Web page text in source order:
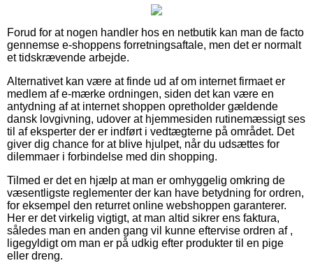
Forud for at nogen handler hos en netbutik kan man de facto
gennemse e-shoppens forretningsaftale, men det er normalt
et tidskrævende arbejde.
Alternativet kan være at finde ud af om internet firmaet er
medlem af e-mærke ordningen, siden det kan være en
antydning af at internet shoppen opretholder gældende
dansk lovgivning, udover at hjemmesiden rutinemæssigt ses
til af eksperter der er indført i vedtægterne på området. Det
giver dig chance for at blive hjulpet, når du udsættes for
dilemmaer i forbindelse med din shopping.
Tilmed er det en hjælp at man er omhyggelig omkring de
væsentligste reglementer der kan have betydning for ordren,
for eksempel den returret online webshoppen garanterer.
Her er det virkelig vigtigt, at man altid sikrer ens faktura,
således man en anden gang vil kunne eftervise ordren af ,
ligegyldigt om man er på udkig efter produkter til en pige
eller dreng.